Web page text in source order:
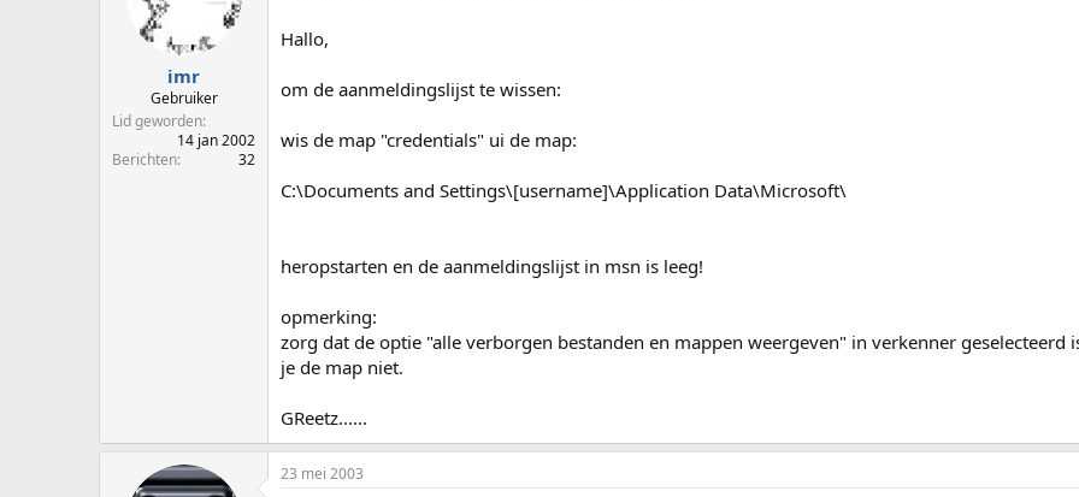
imr
Gebruiker
Lid geworden
14 jan 2002
Berichten
32
Hallo,
om de aanmeldingslijst te wissen:
wis de map "credentials" ui de map:
C:\Documents and Settings\[username]\Application Data\Microsoft\
heropstarten en de aanmeldingslijst in msn is leeg!
opmerking:
zorg dat de optie "alle verborgen bestanden en mappen weergeven" in verkenner geselecteerd
je de map niet.
GReetz......
23 mei 2003